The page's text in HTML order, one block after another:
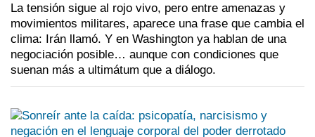
La tensión sigue al rojo vivo, pero entre amenazas y
movimientos militares, aparece una frase que cambia el
clima: Irán llamó. Y en Washington ya hablan de una
negociación posible… aunque con condiciones que
suenan más a ultimátum que a diálogo.